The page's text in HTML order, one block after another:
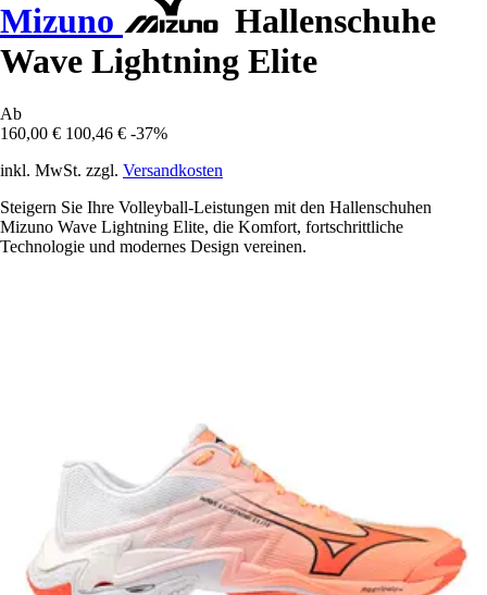
Mizuno
Hallenschuhe
Wave Lightning Elite
Ab
160,00 € 100,46 € -37%
inkl. MwSt. zzgl. Versandkosten
Steigern Sie Ihre Volleyball-Leistungen mit den Hallenschuhen
Mizuno Wave Lightning Elite, die Komfort, fortschrittliche
Technologie und modernes Design vereinen.